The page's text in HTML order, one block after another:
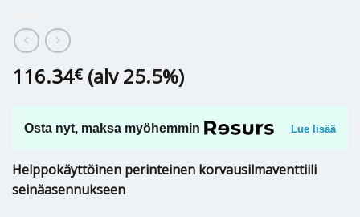
116.34€ (alv 25.5%)
Osta nyt, maksa myöhemmin Lue lisää
Helppokäyttöinen perinteinen korvausilmaventtiili
seinäasennukseen